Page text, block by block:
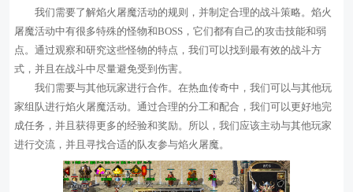
我们需要了解焰火屠魔活动的规则，并制定合理的战斗策略。焰火
屠魔活动中有很多特殊的怪物和BOSS，它们都有自己的攻击技能和弱
点。通过观察和研究这些怪物的特点，我们可以找到最有效的战斗方
式，并且在战斗中尽量避免受到伤害。
我们需要与其他玩家进行合作。在热血传奇中，我们可以与其他玩
家组队进行焰火屠魔活动。通过合理的分工和配合，我们可以更好地完
成任务，并且获得更多的经验和奖励。所以，我们应该主动与其他玩家
进行交流，并且寻找合适的队友参与焰火屠魔。